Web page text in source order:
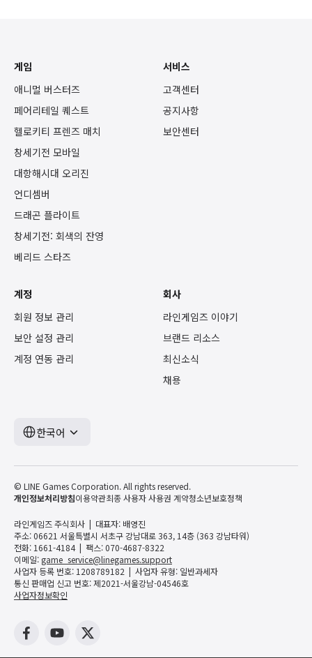
게임
애니멀 버스터즈
페어리테일 퀘스트
헬로키티 프렌즈 매치
창세기전 모바일
대항해시대 오리진
언디셈버
드래곤 플라이트
창세기전: 회색의 잔영
베리드 스타즈
서비스
고객센터
공지사항
보안센터
계정
회원 정보 관리
보안 설정 관리
계정 연동 관리
회사
라인게임즈 이야기
브랜드 리소스
최신소식
채용
한국어
© LINE Games Corporation. All rights reserved.
개인정보처리방침이용약관최종 사용자 사용권 계약청소년보호정책
라인게임즈 주식회사
대표자: 배영진
주소: 06621 서울특별시 서초구 강남대로 363, 14층 (363 강남타워)
전화: 1661-4184
팩스: 070-4687-8322
이메일: game_service@linegames.support
사업자 등록 번호: 1208789182
사업자 유형: 일반과세자
통신 판매업 신고 번호: 제2021-서울강남-04546호
사업자정보확인